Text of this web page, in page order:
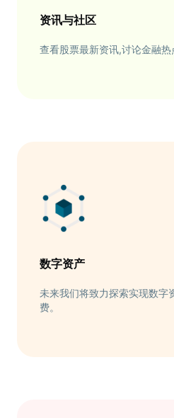
资讯与社区
查看股票最新资讯,讨论金融热
数字资产
未来我们将致力探索实现数字
费。